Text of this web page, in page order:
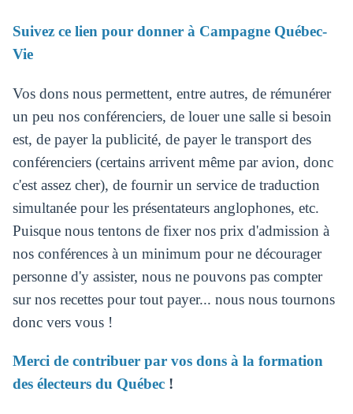
Suivez ce lien pour donner à Campagne Québec-
Vie
Vos dons nous permettent, entre autres, de rémunérer
un peu nos conférenciers, de louer une salle si besoin
est, de payer la publicité, de payer le transport des
conférenciers (certains arrivent même par avion, donc
c'est assez cher), de fournir un service de traduction
simultanée pour les présentateurs anglophones, etc.
Puisque nous tentons de fixer nos prix d'admission à
nos conférences à un minimum pour ne décourager
personne d'y assister, nous ne pouvons pas compter
sur nos recettes pour tout payer... nous nous tournons
donc vers vous !
Merci de contribuer par vos dons à la formation
des électeurs du Québec !